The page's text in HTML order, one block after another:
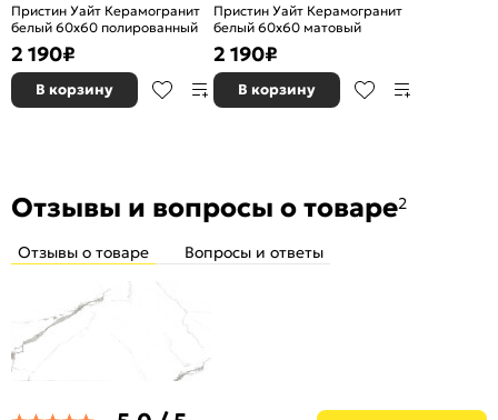
Пристин Уайт Керамогранит
белый 60х60 полированный
2 190₽
В корзину
Пристин Уайт Керамогранит
белый 60х60 матовый
2 190₽
В корзину
Отзывы и вопросы о товаре2
Отзывы о товаре Вопросы и ответы